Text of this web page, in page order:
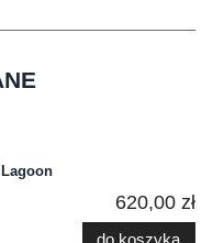
620,00 zł
do koszyka